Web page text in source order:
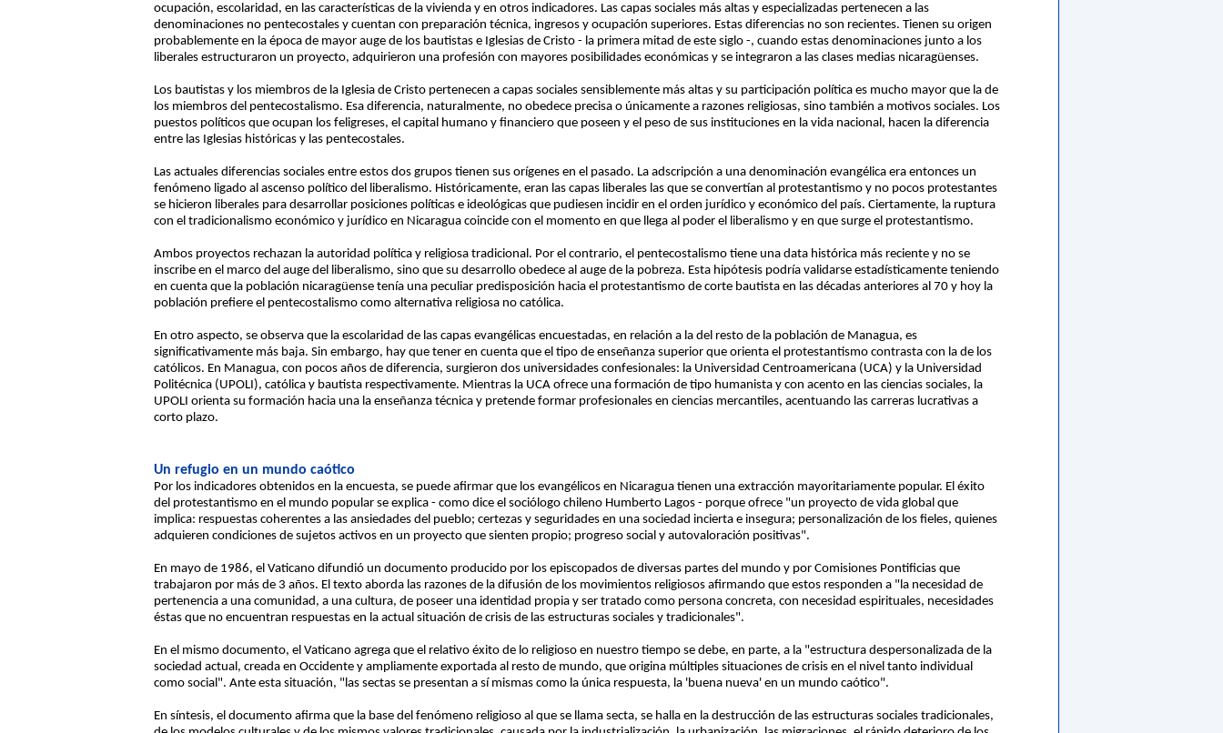
ocupación, escolaridad, en las características de la vivienda y en otros indicadores. Las capas sociales más altas y especializadas pertenecen a las
denominaciones no pentecostales y cuentan con preparación técnica, ingresos y ocupación superiores. Estas diferencias no son recientes. Tienen su origen
probablemente en la época de mayor auge de los bautistas e Iglesias de Cristo - la primera mitad de este siglo -, cuando estas denominaciones junto a los
liberales estructuraron un proyecto, adquirieron una profesión con mayores posibilidades económicas y se integraron a las clases medias nicaragüenses.
Los bautistas y los miembros de la Iglesia de Cristo pertenecen a capas sociales sensiblemente más altas y su participación política es mucho mayor que la de
los miembros del pentecostalismo. Esa diferencia, naturalmente, no obedece precisa o únicamente a razones religiosas, sino también a motivos sociales. Los
puestos políticos que ocupan los feligreses, el capital humano y financiero que poseen y el peso de sus instituciones en la vida nacional, hacen la diferencia
entre las Iglesias históricas y las pentecostales.
Las actuales diferencias sociales entre estos dos grupos tienen sus orígenes en el pasado. La adscripción a una denominación evangélica era entonces un
fenómeno ligado al ascenso político del liberalismo. Históricamente, eran las capas liberales las que se convertían al protestantismo y no pocos protestantes
se hicieron liberales para desarrollar posiciones políticas e ideológicas que pudiesen incidir en el orden jurídico y económico del país. Ciertamente, la ruptura
con el tradicionalismo económico y jurídico en Nicaragua coincide con el momento en que llega al poder el liberalismo y en que surge el protestantismo.
Ambos proyectos rechazan la autoridad política y religiosa tradicional. Por el contrario, el pentecostalismo tiene una data histórica más reciente y no se
inscribe en el marco del auge del liberalismo, sino que su desarrollo obedece al auge de la pobreza. Esta hipótesis podría validarse estadísticamente teniendo
en cuenta que la población nicaragüense tenía una peculiar predisposición hacia el protestantismo de corte bautista en las décadas anteriores al 70 y hoy la
población prefiere el pentecostalismo como alternativa religiosa no católica.
En otro aspecto, se observa que la escolaridad de las capas evangélicas encuestadas, en relación a la del resto de la población de Managua, es
significativamente más baja. Sin embargo, hay que tener en cuenta que el tipo de enseñanza superior que orienta el protestantismo contrasta con la de los
católicos. En Managua, con pocos años de diferencia, surgieron dos universidades confesionales: la Universidad Centroamericana (UCA) y la Universidad
Politécnica (UPOLI), católica y bautista respectivamente. Mientras la UCA ofrece una formación de tipo humanista y con acento en las ciencias sociales, la
UPOLI orienta su formación hacia una la enseñanza técnica y pretende formar profesionales en ciencias mercantiles, acentuando las carreras lucrativas a
corto plazo.
Un refugio en un mundo caótico
Por los indicadores obtenidos en la encuesta, se puede afirmar que los evangélicos en Nicaragua tienen una extracción mayoritariamente popular. El éxito
del protestantismo en el mundo popular se explica - como dice el sociólogo chileno Humberto Lagos - porque ofrece "un proyecto de vida global que
implica: respuestas coherentes a las ansiedades del pueblo; certezas y seguridades en una sociedad incierta e insegura; personalización de los fieles, quienes
adquieren condiciones de sujetos activos en un proyecto que sienten propio; progreso social y autovaloración positivas".
En mayo de 1986, el Vaticano difundió un documento producido por los episcopados de diversas partes del mundo y por Comisiones Pontificias que
trabajaron por más de 3 años. El texto aborda las razones de la difusión de los movimientos religiosos afirmando que estos responden a "la necesidad de
pertenencia a una comunidad, a una cultura, de poseer una identidad propia y ser tratado como persona concreta, con necesidad espirituales, necesidades
éstas que no encuentran respuestas en la actual situación de crisis de las estructuras sociales y tradicionales".
En el mismo documento, el Vaticano agrega que el relativo éxito de lo religioso en nuestro tiempo se debe, en parte, a la "estructura despersonalizada de la
sociedad actual, creada en Occidente y ampliamente exportada al resto de mundo, que origina múltiples situaciones de crisis en el nivel tanto individual
como social". Ante esta situación, "las sectas se presentan a sí mismas como la única respuesta, la 'buena nueva' en un mundo caótico".
En síntesis, el documento afirma que la base del fenómeno religioso al que se llama secta, se halla en la destrucción de las estructuras sociales tradicionales,